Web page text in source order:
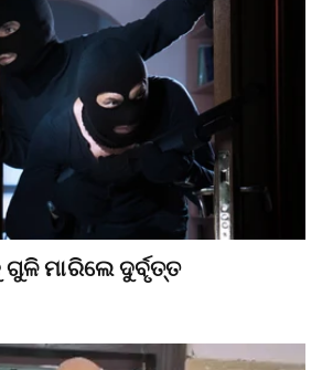
ମାରିଲେ ଦୁର୍ବୃତ୍ତ